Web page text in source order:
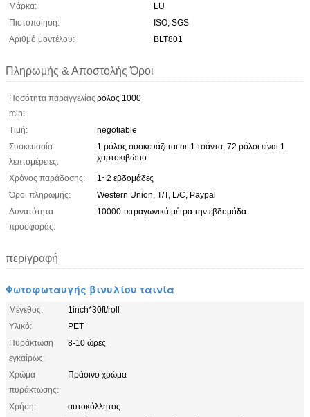
Μάρκα:
LU
Πιστοποίηση:
ISO, SGS
Αριθμό μοντέλου:
BLT801
Πληρωμής & Αποστολής Όροι
Ποσότητα παραγγελίας
min:
ρόλος 1000
Τιμή:
negotiable
Συσκευασία
λεπτομέρειες:
1 ρόλος συσκευάζεται σε 1 τσάντα, 72 ρόλοι είναι 1
χαρτοκιβώτιο
Χρόνος παράδοσης:
1~2 εβδομάδες
Όροι πληρωμής:
Western Union, T/T, L/C, Paypal
Δυνατότητα
προσφοράς:
10000 τετραγωνικά μέτρα την εβδομάδα
περιγραφή
Φωτοφωταυγής βινυλίου ταινία
Μέγεθος:
1inch*30ft/roll
Υλικό:
PET
Πυράκτωση
εγκαίρως:
8-10 ώρες
Χρώμα
πυράκτωσης:
Πράσινο χρώμα
Χρήση:
αυτοκόλλητος